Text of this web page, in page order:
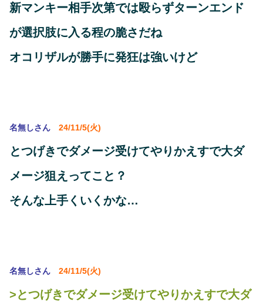
新マンキー相手次第では殴らずターンエンド
が選択肢に入る程の脆さだね
オコリザルが勝手に発狂は強いけど
名無しさん 24/11/5(火)
とつげきでダメージ受けてやりかえすで大ダ
メージ狙えってこと？
そんな上手くいくかな…
名無しさん 24/11/5(火)
>とつげきでダメージ受けてやりかえすで大ダ